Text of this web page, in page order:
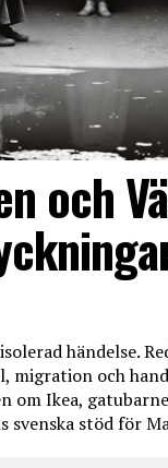
och
händelse.
migration och
om Ikea,
svenska stöd för